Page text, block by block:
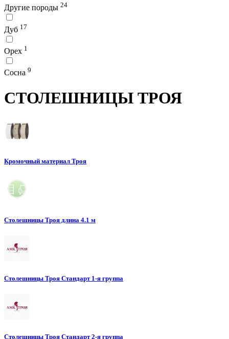
Другие породы 24
Дуб 17
Орех 1
Сосна 9
СТОЛЕШНИЦЫ ТРОЯ
Кромочный материал Троя
Столешницы Троя длина 4.1 м
Столешницы Троя Стандарт 1-я группа
Столешницы Троя Стандарт 2-я группа